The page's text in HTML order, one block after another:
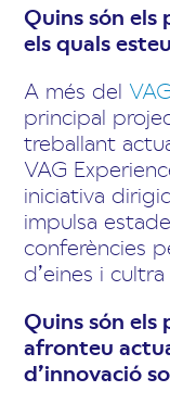
Quins són els
els quals
A més del
principal
treballant
VAG
iniciativa
impulsa
conferències
d’eines i
Quins són
afronteu
d’innovació